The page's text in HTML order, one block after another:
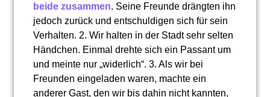
beide zusammen. Seine Freunde drängten ihn
jedoch zurück und entschuldigen sich für sein
Verhalten. 2. Wir halten in der Stadt sehr selten
Händchen. Einmal drehte sich ein Passant um
und meinte nur „widerlich“. 3. Als wir bei
Freunden eingeladen waren, machte ein
anderer Gast, den wir bis dahin nicht kannten,